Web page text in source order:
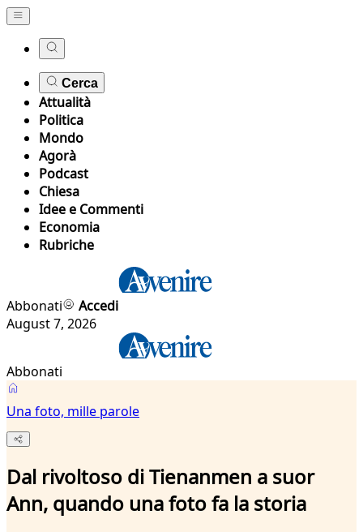
Cerca
Attualità
Politica
Mondo
Agorà
Podcast
Chiesa
Idee e Commenti
Economia
Rubriche
Abbonati
Accedi
August 7, 2026
Abbonati
Una foto, mille parole
Dal rivoltoso di Tienanmen a suor
Ann, quando una foto fa la storia